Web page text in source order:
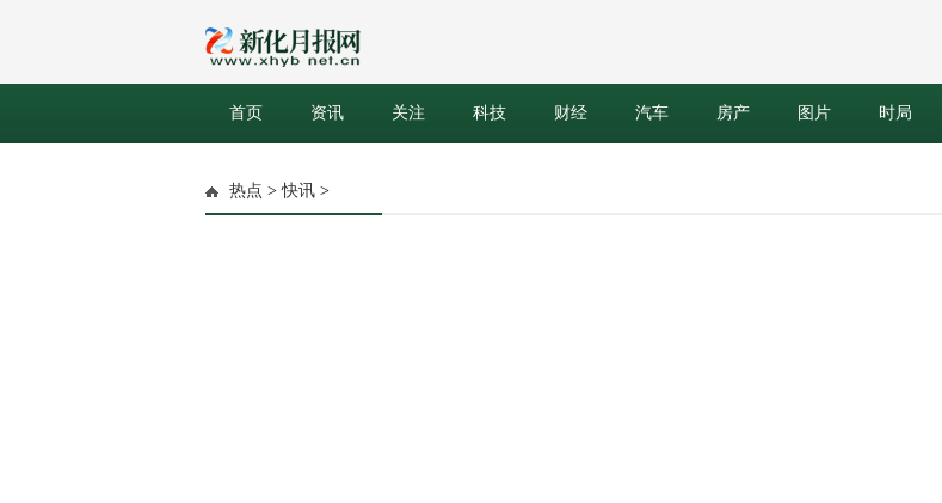
首页 资讯 关注 科技 财经 汽车 房产 图片 时局
热点 >快讯 >